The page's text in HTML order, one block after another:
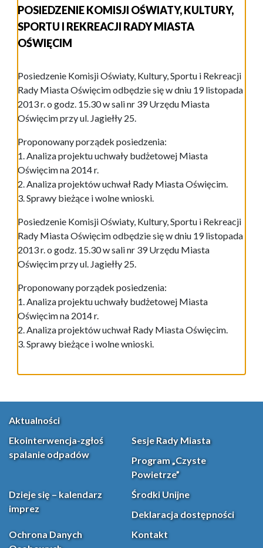
POSIEDZENIE KOMISJI OŚWIATY, KULTURY,
SPORTU I REKREACJI RADY MIASTA
OŚWIĘCIM
Posiedzenie Komisji Oświaty, Kultury, Sportu i Rekreacji
Rady Miasta Oświęcim odbędzie się w dniu 19 listopada
2013 r. o godz. 15.30 w sali nr 39 Urzędu Miasta
Oświęcim przy ul. Jagiełły 25.
Proponowany porządek posiedzenia:
1. Analiza projektu uchwały budżetowej Miasta
Oświęcim na 2014 r.
2. Analiza projektów uchwał Rady Miasta Oświęcim.
3. Sprawy bieżące i wolne wnioski.
Posiedzenie Komisji Oświaty, Kultury, Sportu i Rekreacji
Rady Miasta Oświęcim odbędzie się w dniu 19 listopada
2013 r. o godz. 15.30 w sali nr 39 Urzędu Miasta
Oświęcim przy ul. Jagiełły 25.
Proponowany porządek posiedzenia:
1. Analiza projektu uchwały budżetowej Miasta
Oświęcim na 2014 r.
2. Analiza projektów uchwał Rady Miasta Oświęcim.
3. Sprawy bieżące i wolne wnioski.
Aktualności
Ekointerwencja-zgłoś
spalanie odpadów
Sesje Rady Miasta
Program „Czyste
Powietrze”
Dzieje się – kalendarz
imprez
Środki Unijne
Deklaracja dostępności
Ochrona Danych
Kontakt